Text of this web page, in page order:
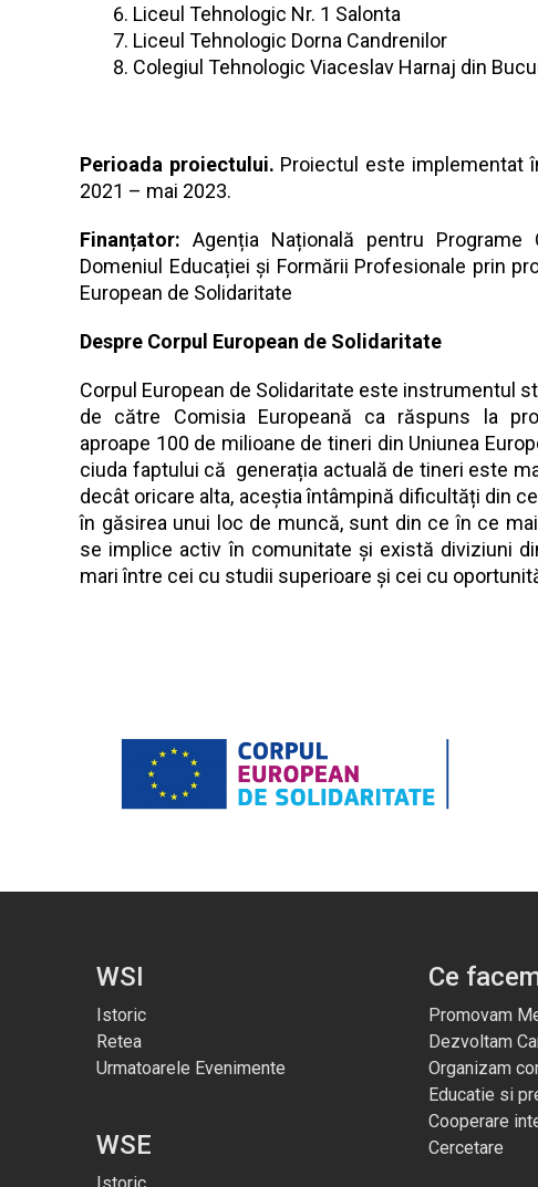
Liceul Tehnologic Nr. 1 Salonta
Liceul Tehnologic Dorna Candrenilor
Colegiul Tehnologic Viaceslav Harnaj din
Perioada proiectului. Proiectul este implementat
2021 – mai 2023.
Finanțator: Agenția Națională pentru Programe
Domeniul Educației și Formării Profesionale prin
European de Solidaritate
Despre Corpul European de Solidaritate
Corpul European de Solidaritate este instrumentul
de către Comisia Europeană ca răspuns la
aproape 100 de milioane de tineri din Uniunea
ciuda faptului că generația actuală de tineri este
decât oricare alta, aceștia întâmpină dificultăți din
în găsirea unui loc de muncă, sunt din ce în ce
se implice activ în comunitate și există diviziuni
mari între cei cu studii superioare și cei cu
WSI
Istoric
Retea
Urmatoarele Evenimente
WSE
Istoric
Ce
Promovam
Dezvoltam
Organizam
Educatie si
Cooperare
Cercetare